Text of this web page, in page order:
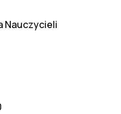
Nauczycieli